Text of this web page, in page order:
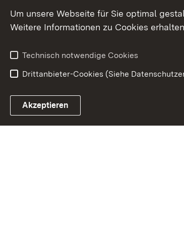
Um unsere Webseite für Sie optimal
Weitere Informationen zu Cookies
Technisch notwendige Cookies
Drittanbieter-Cookies (Siehe
Akzeptieren